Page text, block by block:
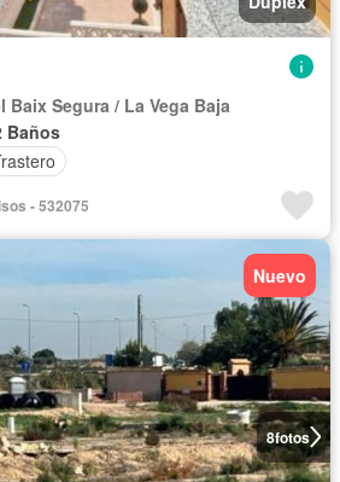
Baix Segura / La Vega Baja
Baños
- 532075
8fotos
Nuevo